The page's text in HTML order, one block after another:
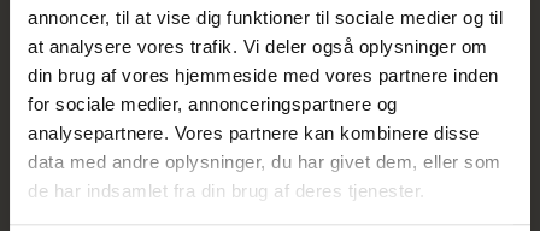
annoncer, til at vise dig funktioner til sociale medier og til
at analysere vores trafik. Vi deler også oplysninger om
din brug af vores hjemmeside med vores partnere inden
for sociale medier, annonceringspartnere og
analysepartnere. Vores partnere kan kombinere disse
data med andre oplysninger, du har givet dem, eller som
de har indsamlet fra din brug af deres tjenester.
Tilbud GÆLDER IKKE
I FYSISK BUTIKKERE